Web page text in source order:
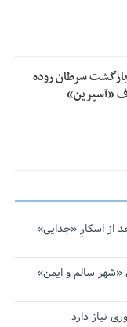
سرطان روده
«آسپرین»
در آیینه است/ ۱۴ سال بعد از اسکارِ «جدایی»
سالم و ایمن»
نیاز دارد